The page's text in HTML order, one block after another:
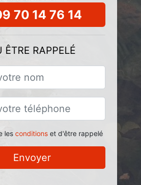
70 14 76 14
ÊTRE RAPPELÉ
les conditionset d'être rappelé
Envoyer